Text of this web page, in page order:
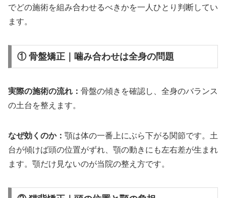
でどの施術を組み合わせるべきかを一人ひとり判断してい
ます。
① 骨盤矯正｜噛み合わせは全身の問題
実際の施術の流れ： 骨盤の傾きを確認し、全身のバランス
の土台を整えます。
なぜ効くのか： 顎は体の一番上にぶら下がる関節です。土
台が傾けば頭の位置がずれ、顎の動きにも左右差が生まれ
ます。顎だけ見ないのが当院の整え方です。